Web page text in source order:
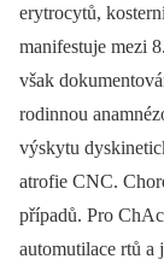
erytrocytů,
manifestuje mezi
však
rodinnou
výskytu
atrofie CNC.
případů. Pro
automutilace rtů a